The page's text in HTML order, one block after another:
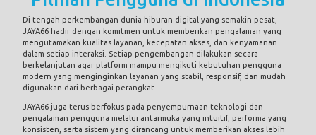
Di tengah perkembangan dunia hiburan digital yang semakin pesat,
JAYA66 hadir dengan komitmen untuk memberikan pengalaman yang
mengutamakan kualitas layanan, kecepatan akses, dan kenyamanan
dalam setiap interaksi. Setiap pengembangan dilakukan secara
berkelanjutan agar platform mampu mengikuti kebutuhan pengguna
modern yang menginginkan layanan yang stabil, responsif, dan mudah
digunakan dari berbagai perangkat.
JAYA66 juga terus berfokus pada penyempurnaan teknologi dan
pengalaman pengguna melalui antarmuka yang intuitif, performa yang
konsisten, serta sistem yang dirancang untuk memberikan akses lebih